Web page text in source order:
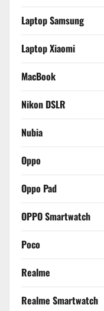
Laptop Samsung
Laptop Xiaomi
MacBook
Nikon DSLR
Nubia
Oppo
Oppo Pad
OPPO Smartwatch
Poco
Realme
Realme Smartwatch